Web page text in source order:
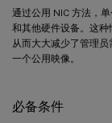
通过公用 NIC 方法，
和其他硬件设备。这种
从而大大减少了管理
一个公用映像。
必备条件